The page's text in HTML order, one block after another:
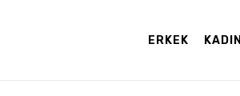
ERKEK KADIN